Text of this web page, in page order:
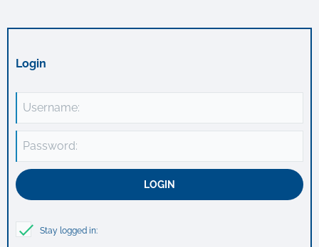
Login
Username:
Password:
Stay logged in: